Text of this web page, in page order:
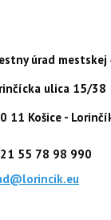
úrad
ulica 15/38
11 Košice -
55 78 98 990